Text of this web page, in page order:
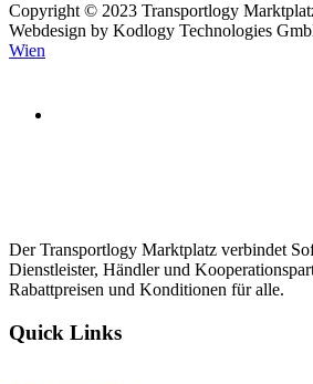
Copyright © 2023 Transportlogy
Webdesign by Kodlogy Technologies
Wien
Der Transportlogy Marktplatz verbindet
Dienstleister, Händler und
Rabattpreisen und Konditionen für alle.
Quick Links